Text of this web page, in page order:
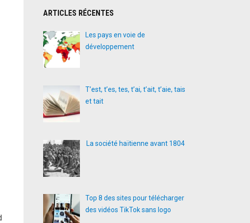
ARTICLES RÉCENTES
Les pays en voie de
développement
T’est, t’es, tes, t’ai, t’ait, t’aie, tais
et tait
La société haïtienne avant 1804
Top 8 des sites pour télécharger
des vidéos TikTok sans logo